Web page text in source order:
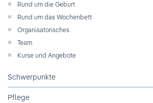
Standorte & Kontakt Aktuelles
Ihre Meinung ist uns wichtig!
Rund um die Geburt
Rund um das Wochenbett
Organisatorisches
Team
Kurse und Angebote
Schwerpunkte
Pflege